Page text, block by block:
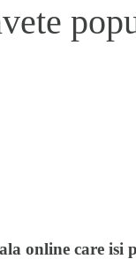
online care isi